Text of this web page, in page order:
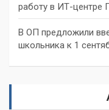
работу в ИТ-центре
В ОП предложили
школьника к 1